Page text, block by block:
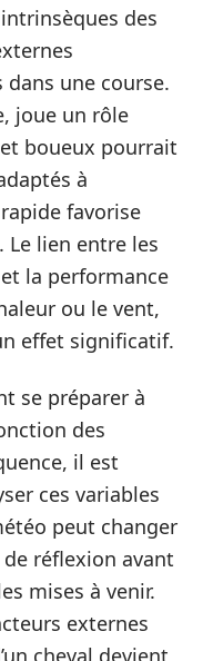
des
une course.
joue un rôle
boueux pourrait
à
favorise
Le lien entre les
la performance
ou le vent,
effet significatif.
se préparer à
des
il est
ces variables
peut changer
réflexion avant
mises à venir.
externes
cheval devient